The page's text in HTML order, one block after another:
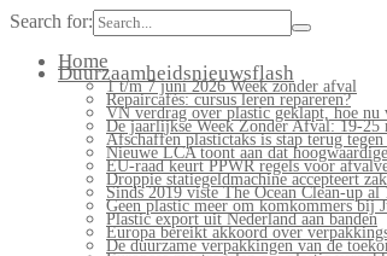
Search for:
Home
Duurzaamheidsnieuwsflash
1 t/m 7 juni 2026 Week zonder afval
Repaircafés: cursus leren repareren?
VN verdrag over plastic geklapt, hoe nu
De jaarlijkse Week Zonder Afval: 19-25
Afschaffen plastictaks is stap terug
Nieuwe LCA toont aan dat
EU-raad keurt PPWR regels voor
Droppie statiegeldmachine accepteert
Sinds 2019 viste The Ocean Clean-up
Geen plastic meer om komkommers bij
Plastic export uit Nederland aan banden
Europa bereikt akkoord over
De duurzame verpakkingen van de